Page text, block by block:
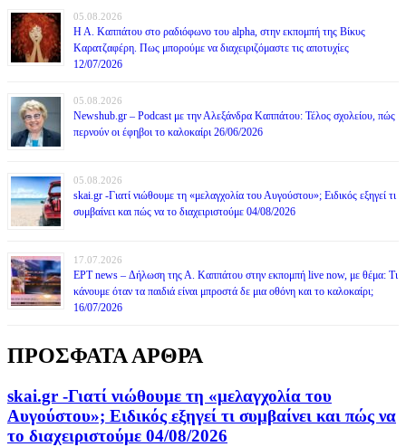
05.08.2026
Η Α. Καππάτου στο ραδιόφωνο του alpha, στην εκπομπή της Βίκυς
Καρατζαφέρη. Πως μπορούμε να διαχειριζόμαστε τις αποτυχίες
12/07/2026
05.08.2026
Newshub.gr – Podcast με την Αλεξάνδρα Καππάτου: Τέλος σχολείου, πώς
περνούν οι έφηβοι το καλοκαίρι 26/06/2026
05.08.2026
skai.gr -Γιατί νιώθουμε τη «μελαγχολία του Αυγούστου»; Ειδικός εξηγεί τι
συμβαίνει και πώς να το διαχειριστούμε 04/08/2026
17.07.2026
ΕΡΤ news – Δήλωση της Α. Καππάτου στην εκπομπή live now, με θέμα: Τι
κάνουμε όταν τα παιδιά είναι μπροστά δε μια οθόνη και το καλοκαίρι;
16/07/2026
ΠΡΟΣΦΑΤΑ ΑΡΘΡΑ
skai.gr -Γιατί νιώθουμε τη «μελαγχολία του
Αυγούστου»; Ειδικός εξηγεί τι συμβαίνει και πώς να
το διαχειριστούμε 04/08/2026